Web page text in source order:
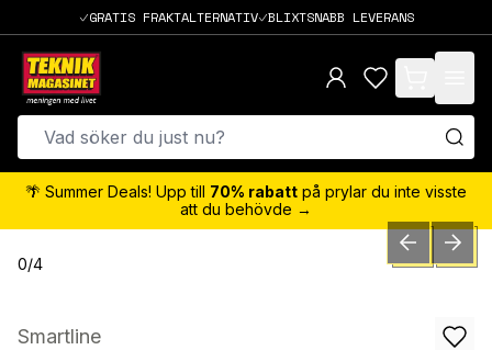
GRATIS FRAKTALTERNATIV BLIXTSNABB LEVERANS
items in cart,
🌴 Summer Deals! Upp till 70% rabatt på prylar du inte visste
att du behövde →
0/4 PREVIOUSNEXT
Smartline